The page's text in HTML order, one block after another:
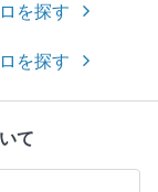
を探す
を探す
て